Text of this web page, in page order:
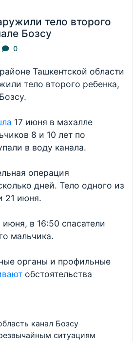
тело второго
Бозсу
0
Ташкентской области
тело второго ребенка,
17 июня в махалле
8 и 10 лет по
в воду канала.
операция
дней. Тело одного из
21 июня.
в 16:50 спасатели
мальчика.
органы и профильные
обстоятельства
канал Бозсу
ситуациям